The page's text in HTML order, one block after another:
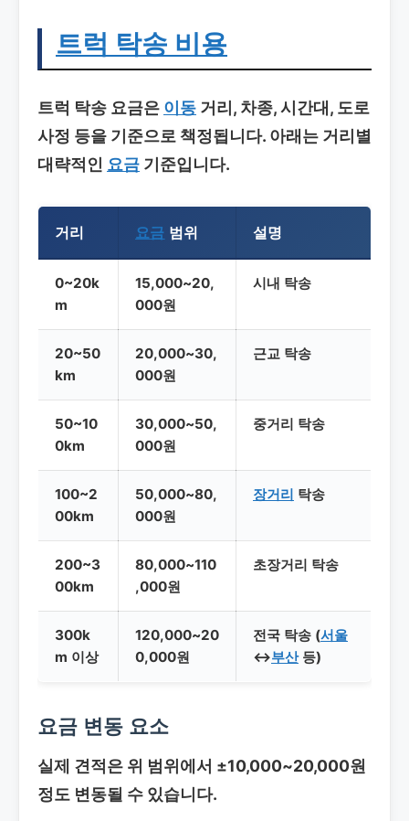
트럭 탁송 비용
트럭 탁송 요금은 이동 거리, 차종, 시간대, 도로
사정 등을 기준으로 책정됩니다. 아래는 거리별
대략적인 요금 기준입니다.
거리 요금 범위 설명
0~20k
m
15,000~20,
000원
시내 탁송
20~50
km
20,000~30,
000원
근교 탁송
50~10
0km
30,000~50,
000원
중거리 탁송
100~2
00km
50,000~80,
000원
장거리 탁송
200~3
00km
80,000~110
,000원
초장거리 탁송
300k
m 이상
120,000~20
0,000원
전국 탁송 (서울
↔부산등)
요금 변동 요소
실제 견적은 위 범위에서 ±10,000~20,000원
정도 변동될 수 있습니다.